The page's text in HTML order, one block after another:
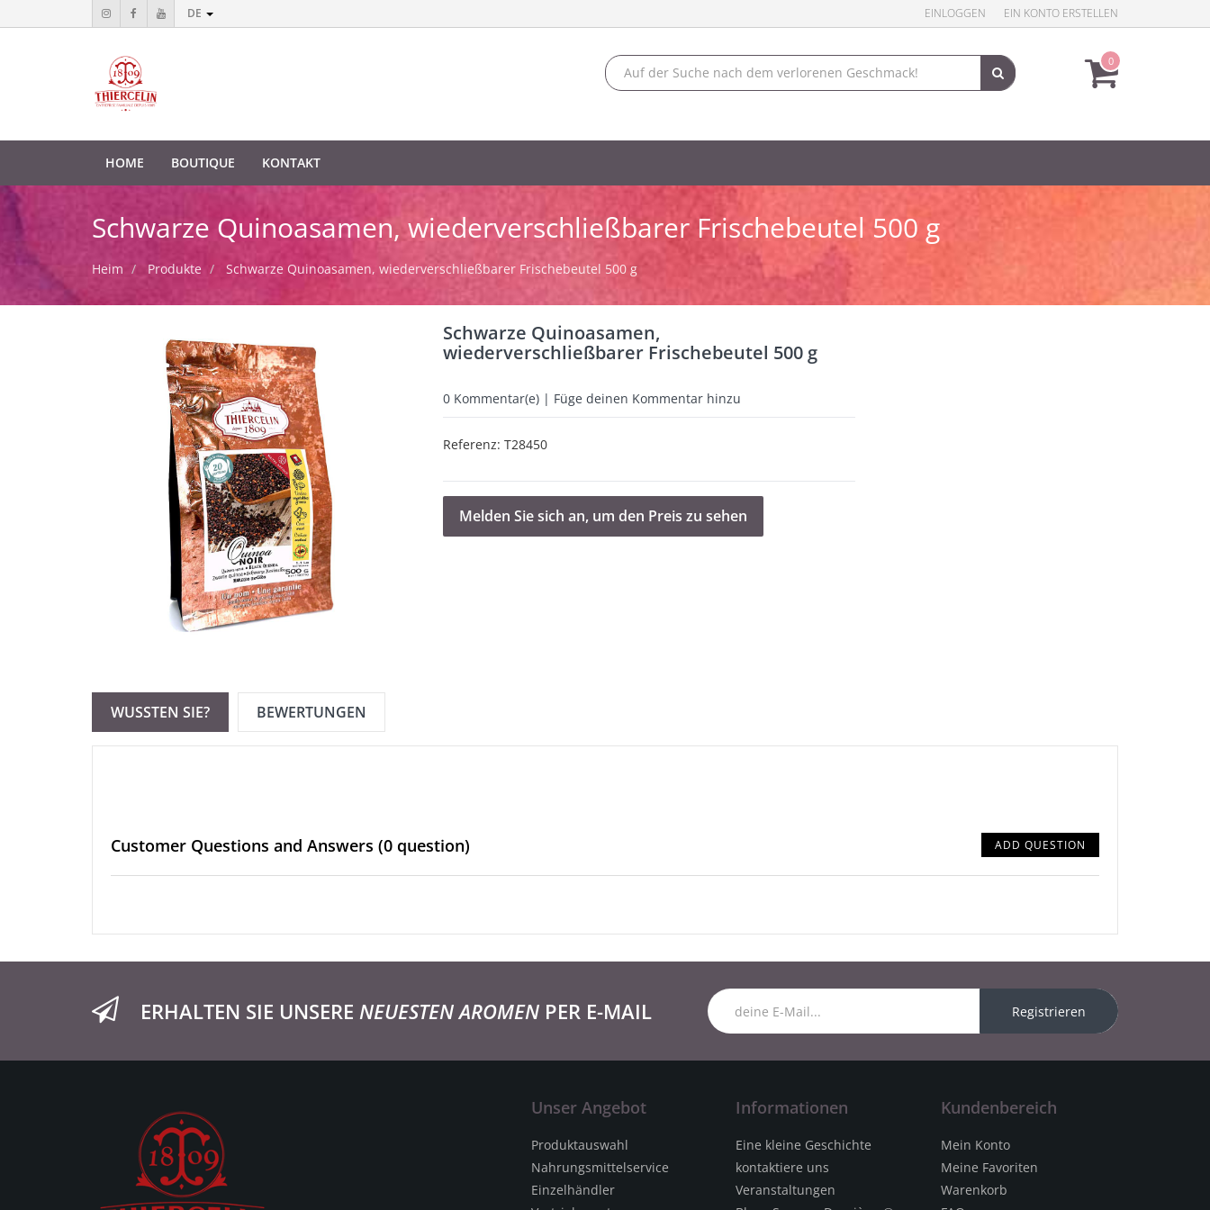
DE EINLOGGEN EIN KONTO ERSTELLEN
0
HOME BOUTIQUE KONTAKT
Schwarze Quinoasamen, wiederverschließbarer Frischebeutel 500 g
Heim Produkte Schwarze Quinoasamen, wiederverschließbarer Frischebeutel 500 g
Schwarze Quinoasamen,
wiederverschließbarer Frischebeutel 500 g
0 Kommentar(e) | Füge deinen Kommentar hinzu
Referenz: T28450
Melden Sie sich an, um den Preis zu sehen
WUSSTEN SIE? BEWERTUNGEN
Customer Questions and Answers (0 question) ADD QUESTION
ERHALTEN SIE UNSERE NEUESTEN AROMEN PER E-MAIL Registrieren
Unser Angebot
Produktauswahl
Nahrungsmittelservice
Einzelhändler
Informationen
Eine kleine Geschichte
kontaktiere uns
Veranstaltungen
Kundenbereich
Mein Konto
Meine Favoriten
Warenkorb